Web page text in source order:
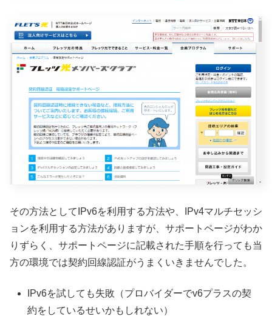
その方法としてIPv6を利用する方法や、IPv4マルチセッシ
ョンを利用する方法がありますが、サポートページがわか
りずらく、サポートページに記載された手順を行っても当
方の環境では契約回線認証がうまくいきませんでした。
IPv6を試しても失敗（プロバイダーでv6プラスの契
約をしているせいかもしれない）